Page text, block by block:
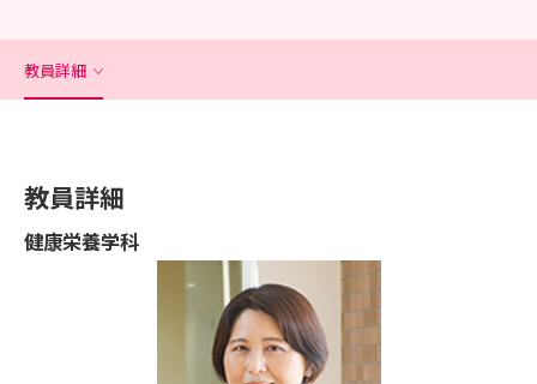
教員詳細
教員詳細
健康栄養学科